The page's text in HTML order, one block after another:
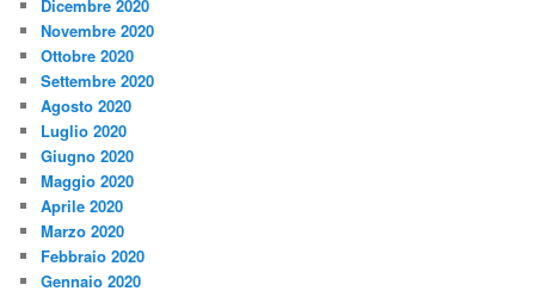
Dicembre 2020
Novembre 2020
Ottobre 2020
Settembre 2020
Agosto 2020
Luglio 2020
Giugno 2020
Maggio 2020
Aprile 2020
Marzo 2020
Febbraio 2020
Gennaio 2020